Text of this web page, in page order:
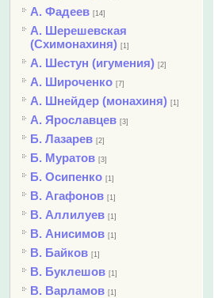
А. Фадеев [14]
А. Шерешевская
(Схимонахиня) [1]
А. Шестун (игумения) [2]
А. Широченко [7]
А. Шнейдер (монахиня) [1]
А. Ярославцев [3]
Б. Лазарев [2]
Б. Муратов [3]
Б. Осипенко [1]
В. Агафонов [1]
В. Аллилуев [1]
В. Анисимов [1]
В. Байков [1]
В. Буклешов [1]
В. Варламов [1]